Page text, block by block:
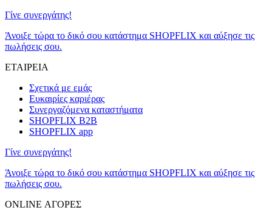
Γίνε συνεργάτης!
Άνοιξε τώρα το δικό σου κατάστημα SHOPFLIX και αύξησε τις
πωλήσεις σου.
ΕΤΑΙΡΕΙΑ
Σχετικά με εμάς
Ευκαιρίες καριέρας
Συνεργαζόμενα καταστήματα
SHOPFLIX B2B
SHOPFLIX app
Γίνε συνεργάτης!
Άνοιξε τώρα το δικό σου κατάστημα SHOPFLIX και αύξησε τις
πωλήσεις σου.
ONLINE ΑΓΟΡΕΣ